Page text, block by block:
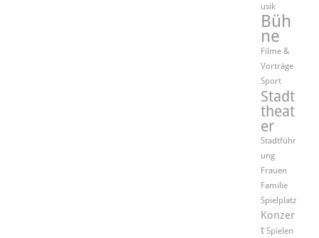
usik
Büh
ne
Filme &
Vorträge
Sport
Stadt
theat
er
Stadtführ
ung
Frauen
Familie
Spielplatz
Konzer
t Spielen